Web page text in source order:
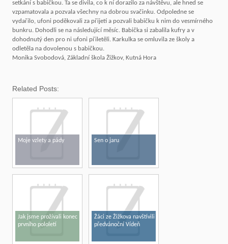
setkání s babičkou. Ta se divila, co k ní dorazilo za návštěvu, ale hned se
vzpamatovala a pozvala všechny na dobrou svačinku. Odpoledne se
vydařilo, ufoni poděkovali za přijetí a pozvali babičku k nim do vesmírného
bunkru. Dohodli se na následující měsíc. Babička si zabalila kufry a v
dohodnutý den pro ni ufoni přiletěli. Karkulka se omluvila ze školy a
odletěla na dovolenou s babičkou.
Monika Svobodová, Základní škola Žižkov, Kutná Hora
Related Posts:
Moje vzlety a pády Sen o jaru
Jak jsme prožívali konec
prvního pololetí
Žáci ze Žižkova navštívili
předvánoční Vídeň